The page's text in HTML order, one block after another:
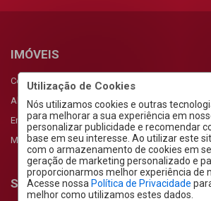
Utilização de Cookies
Nós utilizamos cookies e outras
para melhorar a sua experiência em
personalizar publicidade e recomendar
base em seu interesse. Ao utilizar este
com o armazenamento de cookies em
geração de marketing personalizado e
proporcionarmos melhor experiência de
Acesse nossa Política de Privacidade
melhor como utilizamos estes dados.
IMÓVEIS
Comprar
Alugar
Empreendimentos
Meus Favoritos
SERVIÇOS